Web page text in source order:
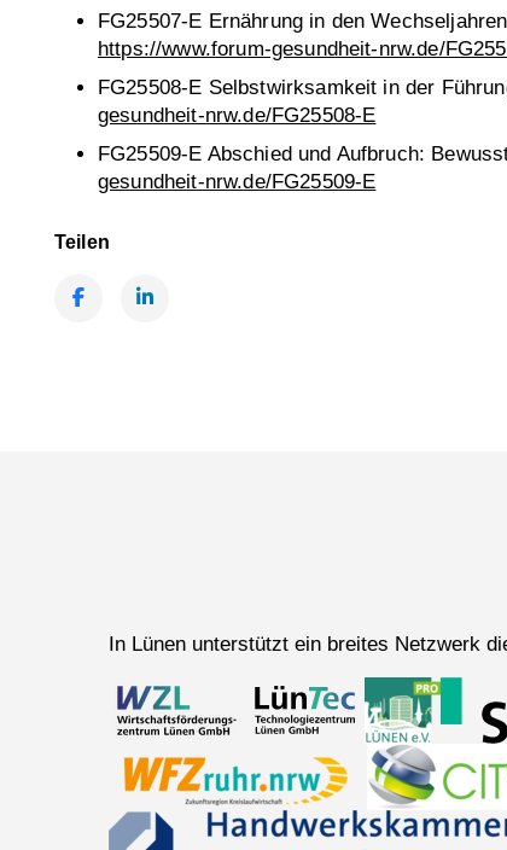
FG25507-E Ernährung in den
https://www.forum-gesundheit-nrw.de/
FG25508-E Selbstwirksamkeit in der
gesundheit-nrw.de/FG25508-E
FG25509-E Abschied und Aufbruch:
gesundheit-nrw.de/FG25509-E
Teilen
In Lünen unterstützt ein breites Netzwerk